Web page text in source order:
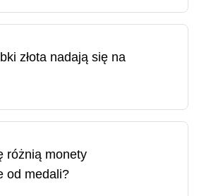
opakowanie ochronne i
sprzedawane jest po
niż złoto w
oryginalnym opakowaniu.
złota nadają się na
płynne aktywa, których wartość
różnią monety
od medali?